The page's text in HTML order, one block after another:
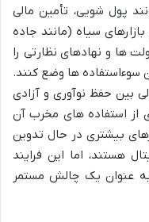
پول شویی، تأمین مالی
سیاه (مانند جاده
ها و نهادهای نظارتی را
سوءاستفاده ها وضع کنند.
بین حفظ نوآوری و آزادی
از استفاده های مخرب آن
بیشتری در حال تدوین
هستند، اما این فرایند
به عنوان یک چالش مستمر